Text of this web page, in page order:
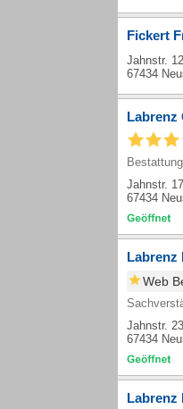
Fickert
Jahnstr. 12
67434
Labrenz
Jahnstr.
67434
Labrenz
Web
Jahnstr. 23
67434
Labrenz